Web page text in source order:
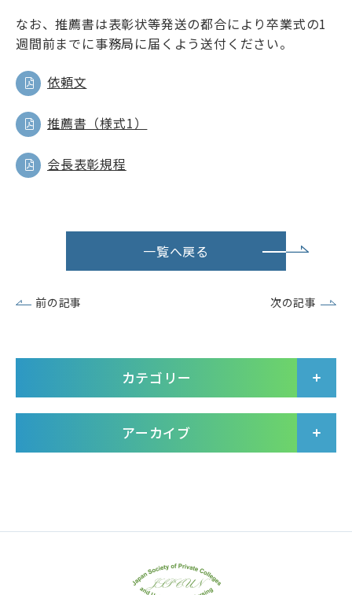
会員専用ページ
なお、推薦書は表彰状等発送の都合により卒業式の1
週間前までに事務局に届くよう送付ください。
依頼文
推薦書（様式1）
会長表彰規程
前の記事
一覧へ戻る
次の記事
カテゴリー
アーカイブ